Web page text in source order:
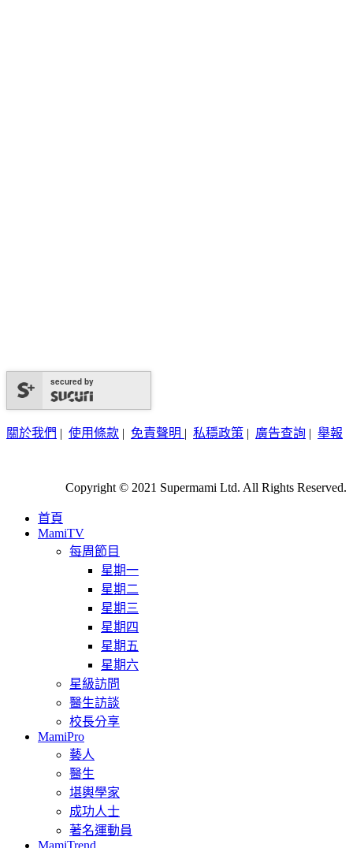
secured by
關於我們 | 使用條款 | 免責聲明 | 私穩政策 | 廣告查詢 | 舉報
Copyright © 2021 Supermami Ltd. All Rights Reserved.
首頁
MamiTV
每周節目
星期一
星期二
星期三
星期四
星期五
星期六
星級訪問
醫生訪談
校長分享
MamiPro
藝人
醫生
堪輿學家
成功人士
著名運動員
MamiTrend